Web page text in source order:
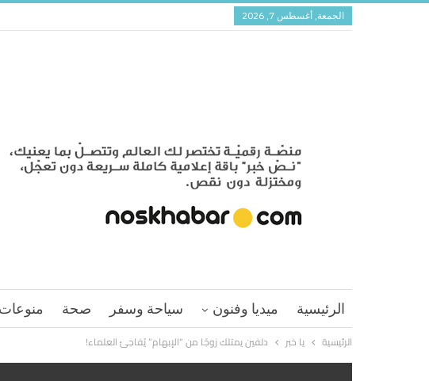
الجمعة, أغسطس 7, 2026
الرئيسية ميديا وفنون سياحة وسفر صحة منوعات
الرئيسية
يا خبر دلفين يمتلك زوجًا من “الإبهام” يُفاجئ العلماء!